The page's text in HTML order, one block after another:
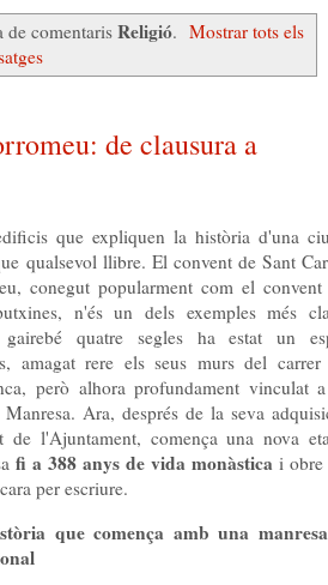
de comentaris Religió. Mostrar tots els
de clausura a
que expliquen la història d'una
qualsevol llibre. El convent de Sant
conegut popularment com el convent
n'és un dels exemples més
gairebé quatre segles ha estat un
amagat rere els seus murs del carrer
però alhora profundament vinculat
Ara, després de la seva
de l'Ajuntament, comença una nova
fi a 388 anys de vida monàstica i obre
per escriure.
que comença amb una